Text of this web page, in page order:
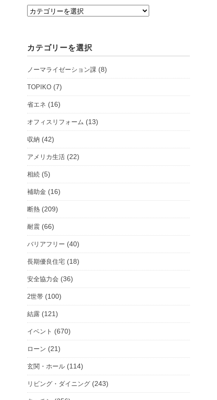
支
ョ
ル
ー
ム
を
選
択
カテゴリーを選択
ノーマライゼーション課 (8)
TOPIKO (7)
省エネ (16)
オフィスリフォーム (13)
収納 (42)
アメリカ生活 (22)
相続 (5)
補助金 (16)
断熱 (209)
耐震 (66)
バリアフリー (40)
長期優良住宅 (18)
安全協力会 (36)
2世帯 (100)
結露 (121)
イベント (670)
ローン (21)
玄関・ホール (114)
リビング・ダイニング (243)